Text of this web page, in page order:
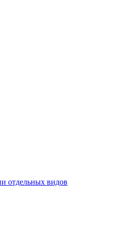
отдельных видов